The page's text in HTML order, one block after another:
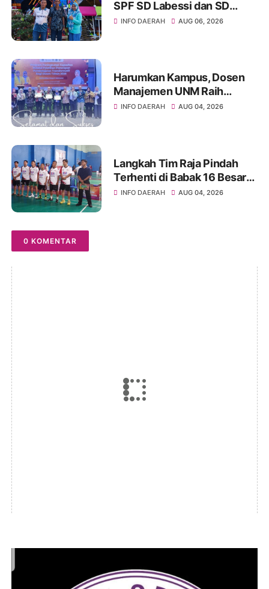
SPF SD Labessi dan SD
Paccora Wakili Kecamatan
INFO DAERAH AUG 06, 2026
Harumkan Kampus, Dosen
Manajemen UNM Raih
Peserta Terbaik ToT
INFO DAERAH AUG 04, 2026
Langkah Tim Raja Pindah
Terhenti di Babak 16 Besar
Kejuaraan Bulutangkis TSM
INFO DAERAH AUG 04, 2026
0 KOMENTAR